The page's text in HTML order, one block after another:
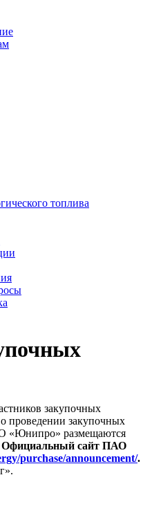
топлива
закупочных
проведении закупочных
«Юнипро» размещаются
Официальный сайт ПАО
purchase/announcement/.